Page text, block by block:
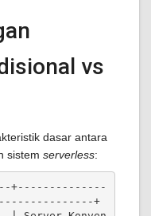
vs
dasar antara
sistem serverless:
+--------------
+